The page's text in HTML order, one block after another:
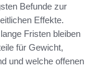
Befunde zur
Effekte.
Fristen bleiben
für Gewicht,
und welche offenen